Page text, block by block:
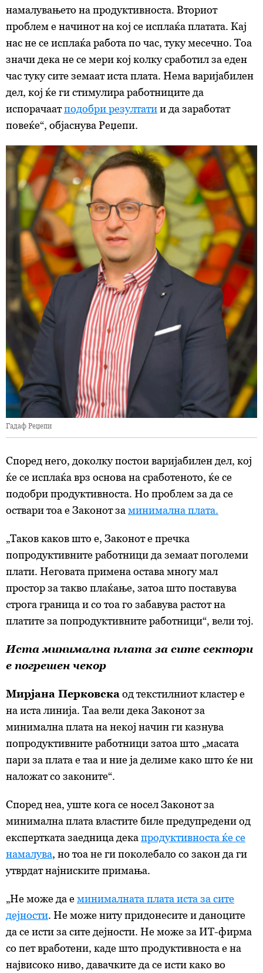
намалувањето на продуктивноста. Вториот
проблем е начинот на кој се исплаќа платата. Кај
нас не се исплаќа работа по час, туку месечно. Тоа
значи дека не се мери кој колку сработил за еден
час туку сите земаат иста плата. Нема варијабилен
дел, кој ќе ги стимулира работниците да
испорачаатподобри резултатии да заработат
повеќе“, објаснува Реџепи.
Гадаф Реџепи
Според него, доколку постои варијабилен дел, кој
ќе се исплаќа врз основа на сработеното, ќе се
подобри продуктивноста. Но проблем за да се
оствари тоа е Законот за минимална плата.
„Таков каков што е, Законот е пречка
попродуктивните работници да земаат поголеми
плати. Неговата примена остава многу мал
простор за такво плаќање, затоа што поставува
строга граница и со тоа го забавува растот на
платите за попродуктивните работници“, вели тој.
Иста минимална плата за сите сектори
е погрешен чекор
Мирјана Перковска од текстилниот кластер е
на иста линија. Таа вели дека Законот за
минимална плата на некој начин ги казнува
попродуктивните работници затоа што „масата
пари за плата е таа и ние ја делиме како што ќе ни
наложат со законите“.
Според неа, уште кога се носел Законот за
минимална плата властите биле предупредени од
експертката заедница дека продуктивноста ќе се
намалува, но тоа не ги поколебало со закон да ги
утврдат најниските примања.
„Не може да еминималната плата иста за сите
дејности. Не може ниту придонесите и даноците
да се исти за сите дејности. Не може за ИТ-фирма
со пет вработени, каде што продуктивноста е на
највисоко ниво, давачките да се исти како во